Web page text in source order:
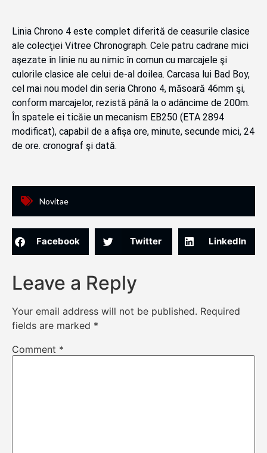
Linia Chrono 4 este complet diferită de ceasurile clasice
ale colecţiei Vitree Chronograph. Cele patru cadrane mici
aşezate în linie nu au nimic în comun cu marcajele şi
culorile clasice ale celui de-al doilea. Carcasa lui Bad Boy,
cel mai nou model din seria Chrono 4, măsoară 46mm şi,
conform marcajelor, rezistă până la o adâncime de 200m.
În spatele ei ticăie un mecanism EB250 (ETA 2894
modificat), capabil de a afişa ore, minute, secunde mici, 24
de ore. cronograf şi dată.
Novitae
Facebook Twitter LinkedIn
Leave a Reply
Your email address will not be published. Required
fields are marked *
Comment *